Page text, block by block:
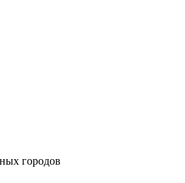
городов